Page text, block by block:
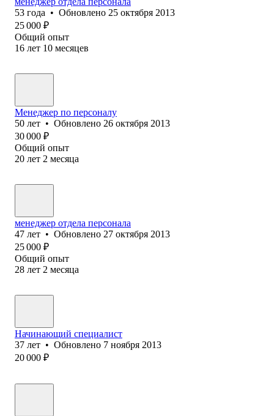
53 года • Обновлено 25 октября 2013
25 000 ₽
Общий опыт
16 лет 10 месяцев
Менеджер по персоналу
50 лет • Обновлено 26 октября 2013
30 000 ₽
Общий опыт
20 лет 2 месяца
менеджер отдела персонала
47 лет • Обновлено 27 октября 2013
25 000 ₽
Общий опыт
28 лет 2 месяца
Начинающий специалист
37 лет • Обновлено 7 ноября 2013
20 000 ₽